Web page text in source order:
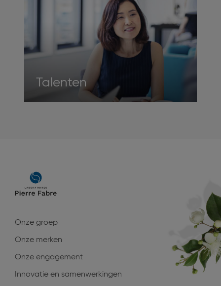
Talenten
Main
navigation
Onze groep
Onze merken
Onze engagement
Innovatie en samenwerkingen